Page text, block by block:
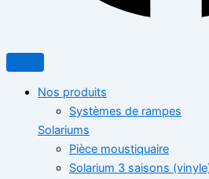
Nos produits
Systèmes de rampes
Solariums
Pièce moustiquaire
Solarium 3 saisons